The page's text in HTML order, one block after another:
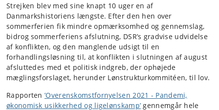
Strejken blev med sine knapt 10 uger en af
Danmarkshistoriens længste. Efter den hen over
sommerferien fik mindre opmærksomhed og gennemslag,
bidrog sommerferiens afslutning, DSR’s gradvise udvidelse
af konflikten, og den manglende udsigt til en
forhandlingsløsning til, at konflikten i slutningen af august
afsluttedes med et politisk indgreb, der ophøjede
mæglingsforslaget, herunder Lønstrukturkommitéen, til lov.
Rapporten’Overenskomstfornyelsen 2021 - Pandemi,
økonomisk usikkerhed og ligelønskamp’ gennemgår hele